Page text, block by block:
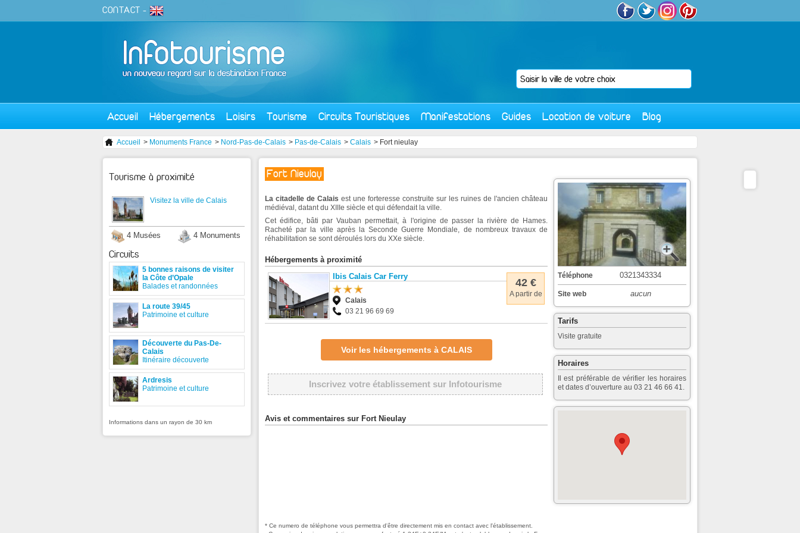
CONTACT -
Accueil Hébergements Loisirs Tourisme Circuits Touristiques Manifestations Guides Location de voiture Blog
Accueil > Monuments France > Nord-Pas-de-Calais > Pas-de-Calais > Calais > Fort nieulay
Fort Nieulay
La citadelle de Calais est une forteresse construite sur les ruines de l'ancien château
médiéval, datant du XIIIe siècle et qui défendait la ville.
Cet édifice, bâti par Vauban permettait, à l'origine de passer la rivière de Hames.
Racheté par la ville après la Seconde Guerre Mondiale, de nombreux travaux de
réhabilitation se sont déroulés lors du XXe siècle.
Hébergements à proximité
42 €
A partir de
Ibis Calais Car Ferry
Calais
03 21 96 69 69
Voir les hébergements à CALAIS
Inscrivez votre établissement sur Infotourisme
Avis et commentaires sur Fort Nieulay
Téléphone 0321343334
Site web aucun
Tarifs
Visite gratuite
Horaires
Il est préférable de vérifier les horaires
et dates d’ouverture au 03 21 46 66 41.
* Ce numero de téléphone vous permettra d'être directement mis en contact avec l'établissement.
Tourisme à proximité
Visitez la ville de Calais
4 Musées 4 Monuments
Circuits
5 bonnes raisons de visiter
la Côte d’Opale
Balades et randonnées
La route 39/45
Patrimoine et culture
Découverte du Pas-De-
Calais
Itinéraire découverte
Ardresis
Patrimoine et culture
Informations dans un rayon de 30 km